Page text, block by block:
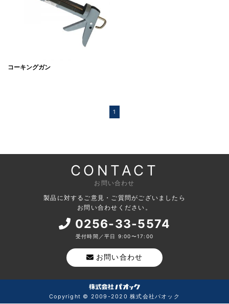
コーキングガン
1
CONTACT
お問い合わせ
製品に対するご意見・ご質問がございましたら
お問い合わせください。
0256-33-5574
受付時間／平日 9:00〜17:00
お問い合わせ
Copyright © 2009-2020 株式会社パオック